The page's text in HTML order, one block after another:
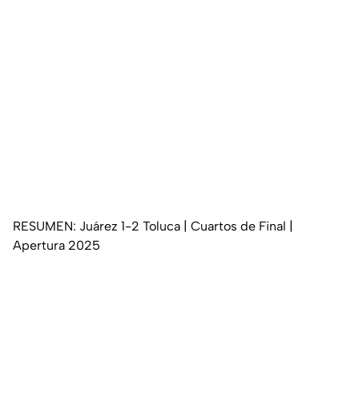
RESUMEN: Juárez 1-2 Toluca | Cuartos de Final |
Apertura 2025